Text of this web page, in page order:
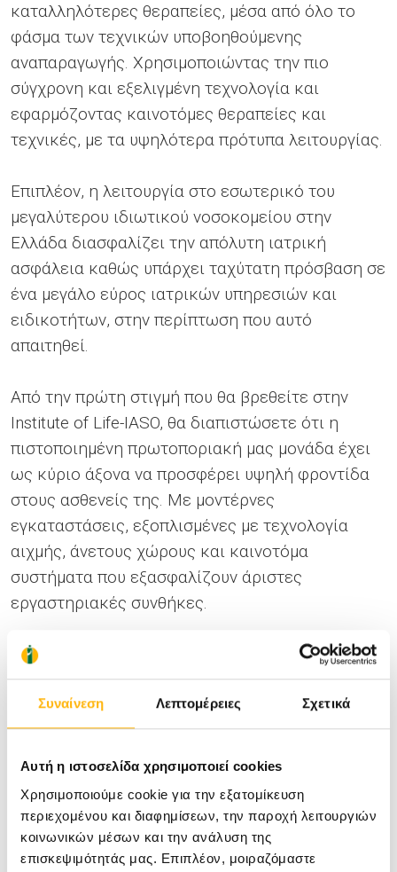
Συναίνεση Λεπτομέρειες Σχετικά
Αυτή η ιστοσελίδα χρησιμοποιεί cookies
Χρησιμοποιούμε cookie για την εξατομίκευση
περιεχομένου και διαφημίσεων, την παροχή λειτουργιών
κοινωνικών μέσων και την ανάλυση της
επισκεψιμότητάς μας. Επιπλέον, μοιραζόμαστε
καταλληλότερες θεραπείες, μέσα από όλο το
φάσμα των τεχνικών υποβοηθούμενης
αναπαραγωγής. Χρησιμοποιώντας την πιο
σύγχρονη και εξελιγμένη τεχνολογία και
εφαρμόζοντας καινοτόμες θεραπείες και
τεχνικές, με τα υψηλότερα πρότυπα λειτουργίας.
Επιπλέον, η λειτουργία στο εσωτερικό του
μεγαλύτερου ιδιωτικού νοσοκομείου στην
Ελλάδα διασφαλίζει την απόλυτη ιατρική
ασφάλεια καθώς υπάρχει ταχύτατη πρόσβαση σε
ένα μεγάλο εύρος ιατρικών υπηρεσιών και
ειδικοτήτων, στην περίπτωση που αυτό
απαιτηθεί.
Από την πρώτη στιγμή που θα βρεθείτε στην
Institute of Life-IASO, θα διαπιστώσετε ότι η
πιστοποιημένη πρωτοποριακή μας μονάδα έχει
ως κύριο άξονα να προσφέρει υψηλή φροντίδα
στους ασθενείς της. Με μοντέρνες
εγκαταστάσεις, εξοπλισμένες με τεχνολογία
αιχμής, άνετους χώρους και καινοτόμα
συστήματα που εξασφαλίζουν άριστες
εργαστηριακές συνθήκες.
Το σύστημα διαχείρισης RI Witness, το οποίο
παρακολουθεί και καταγράφει τα δείγματα των
ασθενών σε κάθε βήμα της διαδικασίας
υποβοηθούμενης αναπαραγωγής, λειτουργεί ως
ασφαλιστική δικλίδα, προσφέροντας σιγουριά
Υπηρεσίες